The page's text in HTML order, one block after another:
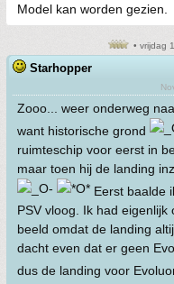
Model kan worden gezien.
• vrijdag
Starhopper
Zooo... weer onderweg
want historische grond
ruimteschip voor eerst in
maar toen hij de landing
Eerst baalde
PSV vloog. Ik had
beeld omdat de landing
dacht even dat er geen
dus de landing voor